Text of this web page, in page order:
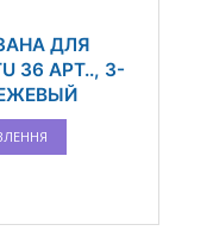
ДЛЯ
36 АРТ.., 3-